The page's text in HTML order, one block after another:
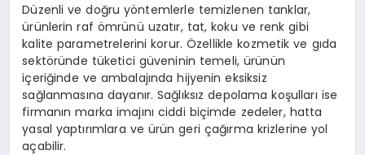
Düzenli ve doğru yöntemlerle temizlenen tanklar,
ürünlerin raf ömrünü uzatır, tat, koku ve renk gibi
kalite parametrelerini korur. Özellikle kozmetik ve gıda
sektöründe tüketici güveninin temeli, ürünün
içeriğinde ve ambalajında hijyenin eksiksiz
sağlanmasına dayanır. Sağlıksız depolama koşulları ise
firmanın marka imajını ciddi biçimde zedeler, hatta
yasal yaptırımlara ve ürün geri çağırma krizlerine yol
açabilir.